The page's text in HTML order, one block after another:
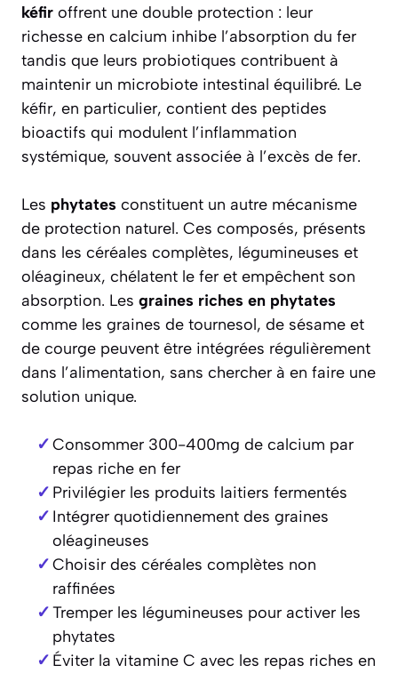
kéfir offrent une double protection : leur
richesse en calcium inhibe l’absorption du fer
tandis que leurs probiotiques contribuent à
maintenir un microbiote intestinal équilibré. Le
kéfir, en particulier, contient des peptides
bioactifs qui modulent l’inflammation
systémique, souvent associée à l’excès de fer.
Les phytates constituent un autre mécanisme
de protection naturel. Ces composés, présents
dans les céréales complètes, légumineuses et
oléagineux, chélatent le fer et empêchent son
absorption. Les graines riches en phytates
comme les graines de tournesol, de sésame et
de courge peuvent être intégrées régulièrement
dans l’alimentation, sans chercher à en faire une
solution unique.
Consommer 300-400mg de calcium par
repas riche en fer
Privilégier les produits laitiers fermentés
Intégrer quotidiennement des graines
oléagineuses
Choisir des céréales complètes non
raffinées
Tremper les légumineuses pour activer les
phytates
Éviter la vitamine C avec les repas riches en